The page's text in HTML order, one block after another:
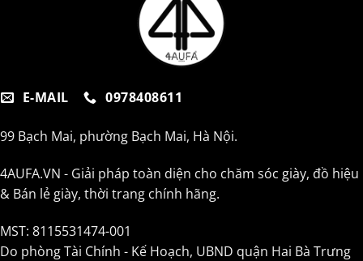
E-MAIL 0978408611
99 Bạch Mai, phường Bạch Mai, Hà Nội.
4AUFA.VN - Giải pháp toàn diện cho chăm sóc giày, đồ hiệu
& Bán lẻ giày, thời trang chính hãng.
MST: 8115531474-001
Do phòng Tài Chính - Kế Hoạch, UBND quận Hai Bà Trưng